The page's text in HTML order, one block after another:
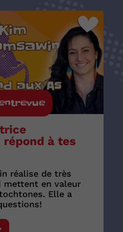
à tes
réalise de très
mettent en valeur
Elle a